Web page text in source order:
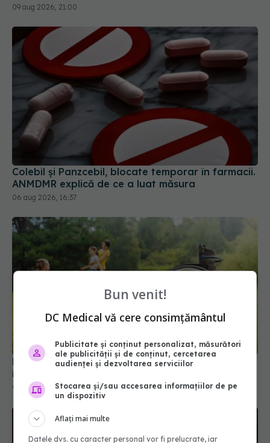
Colebil și Panzcebil, blocate temporar în farmacii.
ANMDMR explică de ce a luat măsura
06 aug 2026, 16:37
Ministerul Sănătății modifică regulile de încadrare
în grad de handicap
04 aug 2026, 10:33
Bun venit!
DC Medical vă cere consimțământul
Publicitate și conținut personalizat, măsurători
ale publicității și de conținut, cercetarea
audienței și dezvoltarea serviciilor
Stocarea și/sau accesarea informațiilor de pe
un dispozitiv
Aflați mai multe
Datele dvs. cu caracter personal vor fi prelucrate, iar